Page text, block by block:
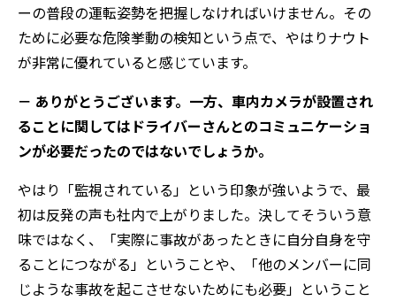
ーの普段の運転姿勢を把握しなければいけません。その
ために必要な危険挙動の検知という点で、やはりナウト
が非常に優れていると感じています。
－ ありがとうございます。一方、車内カメラが設置され
ることに関してはドライバーさんとのコミュニケーショ
ンが必要だったのではないでしょうか。
やはり「監視されている」という印象が強いようで、最
初は反発の声も社内で上がりました。決してそういう意
味ではなく、「実際に事故があったときに自分自身を守
ることにつながる」ということや、「他のメンバーに同
じような事故を起こさせないためにも必要」ということ